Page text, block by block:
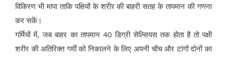
विकिरण भी मापा ताकि पक्षियों के शरीर की बाहरी सतह के तापमान की गणना
कर सकें।
गर्मियों में, जब बाहर का तापमान 40 डिग्री सेल्सियस तक होता है तो पक्षी
शरीर की अतिरिक्त गर्मी को निकालने के लिए अपनी चोंच और टांगों दोनों का